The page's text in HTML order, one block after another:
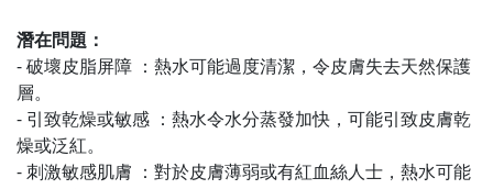
潛在問題：
- 破壞皮脂屏障 ：熱水可能過度清潔，令皮膚失去天然保護
層。
- 引致乾燥或敏感 ：熱水令水分蒸發加快，可能引致皮膚乾
燥或泛紅。
- 刺激敏感肌膚 ：對於皮膚薄弱或有紅血絲人士，熱水可能